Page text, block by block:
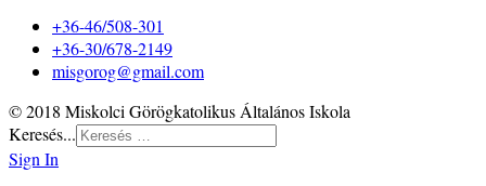
+36-46/508-301
+36-30/678-2149
misgorog@gmail.com
© 2018 Miskolci Görögkatolikus Általános Iskola
Keresés...
Sign In